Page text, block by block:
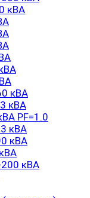
кВА
кВА
кВА
PF=1.0
кВА
кВА
кВА